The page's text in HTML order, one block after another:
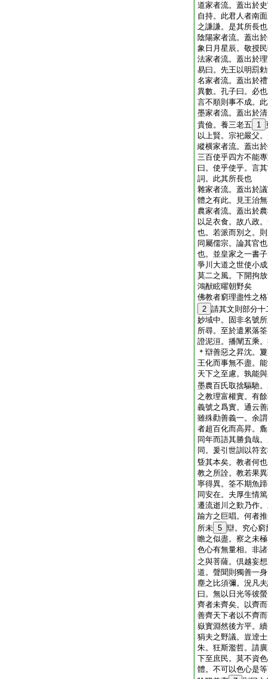
道家者流。蓋出於
自持。此君人者南
之謙謙。是其所長也
陰陽家者流。蓋出
象日月星辰。敬授
法家者流。蓋出於
易曰。先王以明罰
名家者流。蓋出於
異數。孔子曰。必
言不順則事不成。
墨家者流。蓋出於
貴儉。養三老五
1
以上賢。宗祀嚴父
縱横家者流。蓋出
三百使乎四方不能
曰。使乎使乎。言
詞。此其所長也
雜家者流。蓋出於
體之有此。見王治
農家者流。蓋出於
以足衣食。故八政
也。若派而別之。
同屬儒宗。論其官
也。並皇家之一書
爭川大道之世使小
莫二之風。下開拘
鴻猷眩曜朝野矣
佛教者窮理盡性之
2 請其文則部分
妙域中。固非名號
所尋。至於遣累落
證泥洹。播闡五乘
＊辯善惡之昇沈。
王化而事無不盡。
天下之至慮。孰能
墨農百氏取捨驅馳
之教理富權實。有
義號之爲實。通云
雖殊勸善義一。余
者超百化而高昇。
同年而語其勝負哉
同。爰引世訓以符
曁其本矣。教者何
教之所詮。教若果
寧得異。筌不期魚
同安在。夫厚生情
遷流逝川之歎乃作
踰方之巨唱。何者
所未 5 辯。究心窮
瞻之似盡。察之未
色心有無量相。非
之與菩薩。倶越妄
道。聲聞則獨善一
塵之比須彌。況凡
曰。無以日光等彼
齊者未齊矣。以齊
善齊天下者以不齊
嶽實淵然後方平。
狷夫之野議。豈逹
朱。狂斯濫哲。請
下至庶民。莫不資
體。不可以色心是